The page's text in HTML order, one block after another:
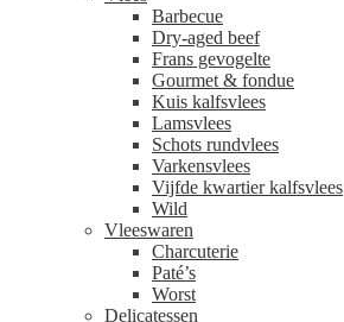
Barbecue
Dry-aged beef
Frans gevogelte
Gourmet & fondue
Kuis kalfsvlees
Lamsvlees
Schots rundvlees
Varkensvlees
Vijfde kwartier kalfsvlees
Wild
Vleeswaren
Charcuterie
Paté’s
Worst
Delicatessen